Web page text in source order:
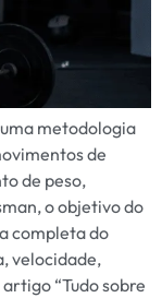
metodologia
de
de peso,
o objetivo do
completa do
velocidade,
“Tudo sobre